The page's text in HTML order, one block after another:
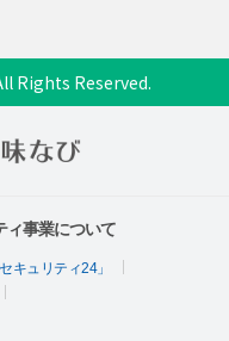
Rights Reserved.